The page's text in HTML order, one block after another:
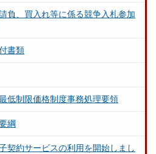
負、買入れ等に係る競争入札参加
書類
低制限価格制度事務処理要領
綱
契約サービスの利用を開始しまし